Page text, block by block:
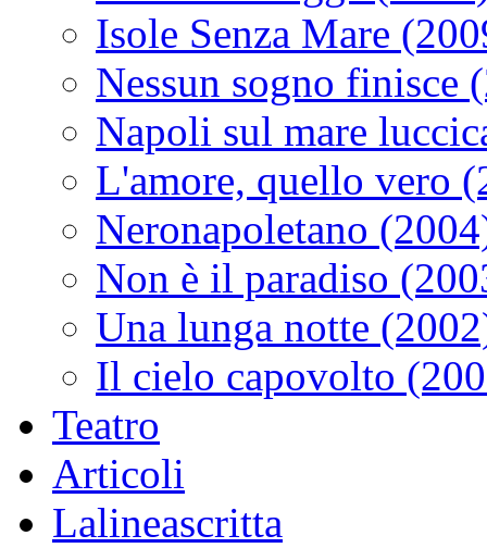
Isole Senza Mare
Nessun sogno finisce
Napoli sul mare
L'amore, quello vero
Neronapoletano
Non è il paradiso
Una lunga notte
Il cielo capovolto
Teatro
Articoli
Lalineascritta